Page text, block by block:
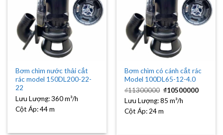
Bơm chìm nước thải cắt
rác model 150DL200-22-
22
Lưu Lượng:360 m³/h
Cột Áp:44 m
Bơm chìm có cánh cắt rác
Model 100DL65-12-4.0
₫11300000 Giá
gốc
là:
₫10500000Giá
hiện
Lưu Lượng:85 m³/h
Cột Áp:24 m